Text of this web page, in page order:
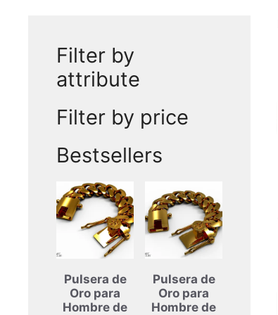
Filter by
attribute
Filter by price
Bestsellers
Pulsera de
Oro para
Hombre de
Pulsera de
Oro para
Hombre de